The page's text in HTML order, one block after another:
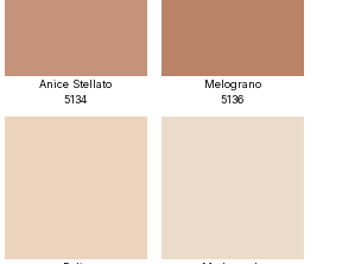
Anice Stellato
5134
Melograno
5136